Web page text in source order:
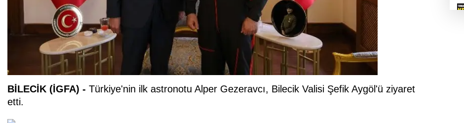
BİLECİK (İGFA) - Türkiye'nin ilk astronotu Alper Gezeravcı, Bilecik Valisi Şefik Aygöl'ü ziyaret
etti.